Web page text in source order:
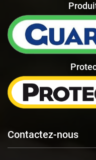
Contactez-nous